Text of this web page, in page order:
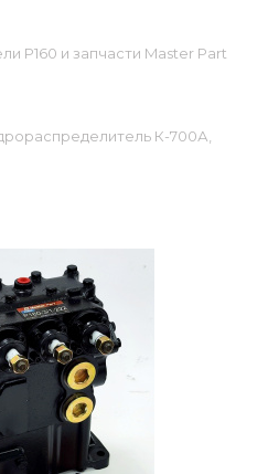
Р160 и запчасти Master Part
К-700А,